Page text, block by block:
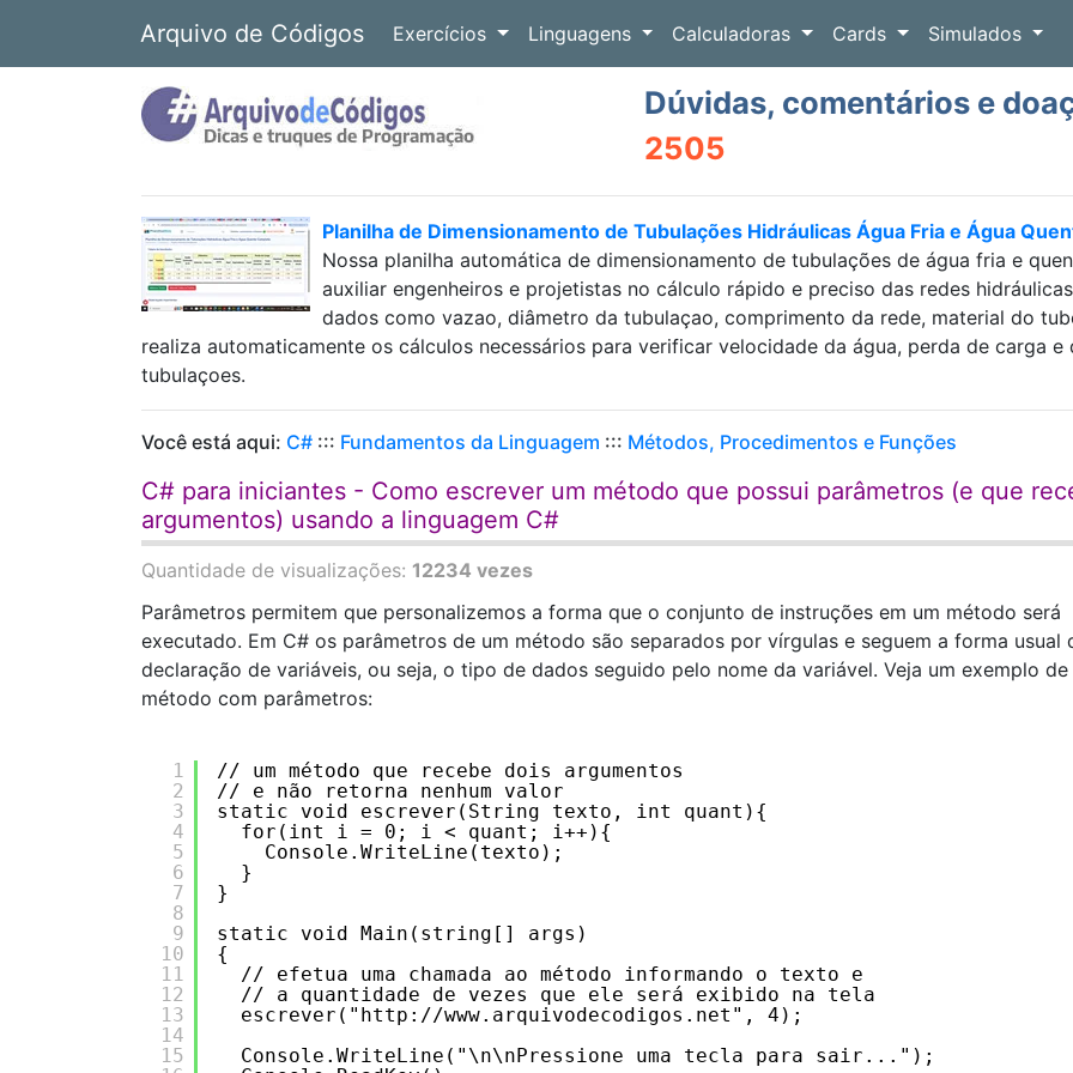
Arquivo de Códigos Exercícios Linguagens Calculadoras Cards Simulados
Dúvidas, comentários e
2505
Planilha de Dimensionamento de Tubulações Hidráulicas Água Fria e Água
Nossa planilha automática de dimensionamento de tubulações de água fria e
auxiliar engenheiros e projetistas no cálculo rápido e preciso das redes
dados como vazao, diâmetro da tubulaçao, comprimento da rede, material do
realiza automaticamente os cálculos necessários para verificar velocidade da água, perda de carga
tubulaçoes.
Você está aqui: C# ::: Fundamentos da Linguagem ::: Métodos, Procedimentos e Funções
C# para iniciantes - Como escrever um método que possui parâmetros (e que
argumentos) usando a linguagem C#
Quantidade de visualizações: 12234 vezes
Parâmetros permitem que personalizemos a forma que o conjunto de instruções em um método será
executado. Em C# os parâmetros de um método são separados por vírgulas e seguem a forma usual
declaração de variáveis, ou seja, o tipo de dados seguido pelo nome da variável. Veja um exemplo de
método com parâmetros:
1
2
3
4
5
6
7
8
9
10
11
12
13
14
15
// um método que recebe dois argumentos
// e não retorna nenhum valor
static void escrever(String texto, int quant){
for(int i = 0; i < quant; i++){
Console.WriteLine(texto);
}
}
static void Main(string[] args)
{
// efetua uma chamada ao método informando o texto e
// a quantidade de vezes que ele será exibido na tela
escrever(" http://www.arquivodecodigos.net ", 4);
Console.WriteLine("\n\nPressione uma tecla para sair...");